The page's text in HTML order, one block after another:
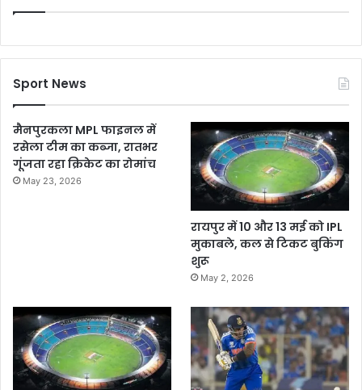
Sport News
मैनपुरकला MPL फाइनल में
रसेला टीम का कब्जा, रातभर
गूंजता रहा क्रिकेट का रोमांच
May 23, 2026
रायपुर में 10 और 13 मई को IPL
मुकाबले, कल से टिकट बुकिंग
शुरू
May 2, 2026